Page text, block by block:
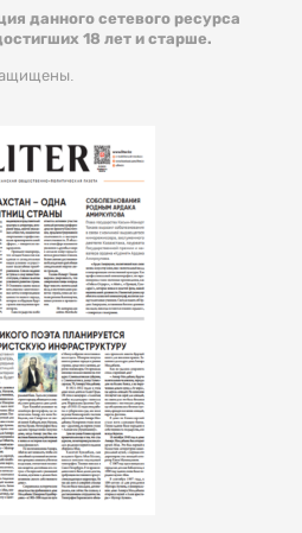
данного сетевого ресурса
18 лет и старше.